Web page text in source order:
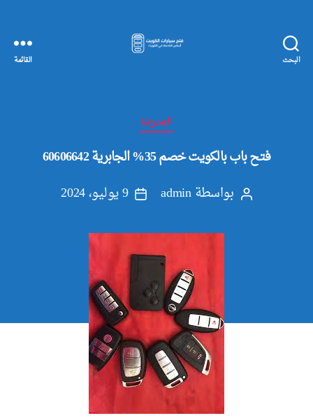
البحث
الكويت
القائمة
التصنيفاتالمدونة
فتح باب بالكويت خصم 35% الجابرية 60606642
كاتببواسطةadmin
تاريخ
9 يوليو، 2024